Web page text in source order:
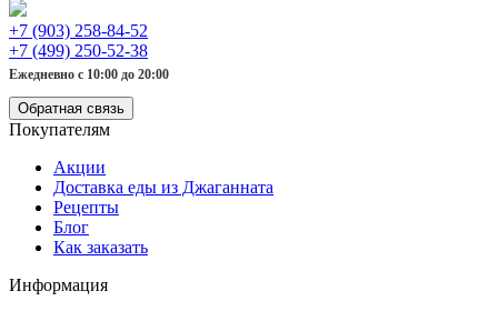
+7 (903) 258-84-52
+7 (499) 250-52-38
Ежедневно с 10:00 до 20:00
Обратная связь
Покупателям
Акции
Доставка еды из Джаганната
Рецепты
Блог
Как заказать
Информация